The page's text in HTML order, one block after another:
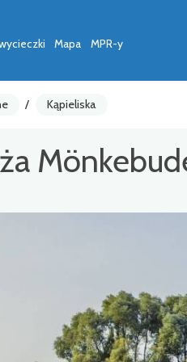
Mapa MPR-y
/ Kąpieliska